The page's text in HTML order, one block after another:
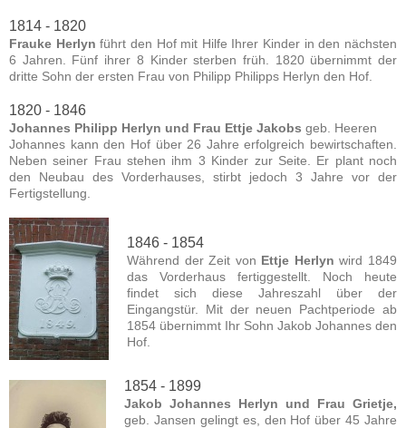
1814 - 1820
Frauke Herlyn führt den Hof mit Hilfe Ihrer Kinder in den nächsten
6 Jahren. Fünf ihrer 8 Kinder sterben früh. 1820 übernimmt der
dritte Sohn der ersten Frau von Philipp Philipps Herlyn den Hof.
1820 - 1846
Johannes Philipp Herlyn und Frau Ettje Jakobs geb. Heeren
Johannes kann den Hof über 26 Jahre erfolgreich bewirtschaften.
Neben seiner Frau stehen ihm 3 Kinder zur Seite. Er plant noch
den Neubau des Vorderhauses, stirbt jedoch 3 Jahre vor der
Fertigstellung.
1846 - 1854
Während der Zeit von Ettje Herlyn wird 1849
das Vorderhaus fertiggestellt. Noch heute
findet sich diese Jahreszahl über der
Eingangstür. Mit der neuen Pachtperiode ab
1854 übernimmt Ihr Sohn Jakob Johannes den
Hof.
1854 - 1899
Jakob Johannes Herlyn und Frau Grietje,
geb. Jansen gelingt es, den Hof über 45 Jahre